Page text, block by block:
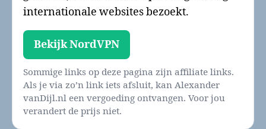
internationale websites bezoekt.
Bekijk NordVPN
Sommige links op deze pagina zijn affiliate links.
Als je via zo’n link iets afsluit, kan Alexander
vanDijl.nl een vergoeding ontvangen. Voor jou
verandert de prijs niet.